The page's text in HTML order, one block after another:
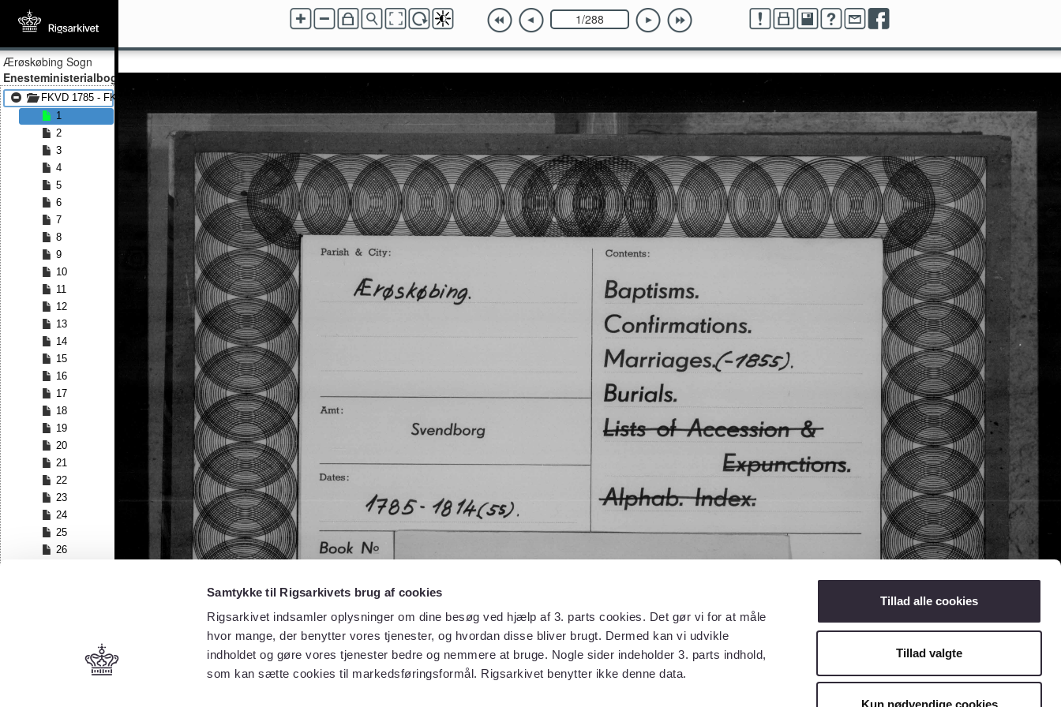
Samtykke til Rigsarkivets brug af cookies
Rigsarkivet indsamler oplysninger om dine besøg ved hjælp af 3. parts cookies. Det gør vi for at måle
hvor mange, der benytter vores tjenester, og hvordan disse bliver brugt. Dermed kan vi udvikle
indholdet og gøre vores tjenester bedre og nemmere at bruge. Nogle sider indeholder 3. parts indhold,
som kan sætte cookies til markedsføringsformål. Rigsarkivet benytter ikke denne data.
Tillad alle cookies
Tillad valgte
Kun nødvendige cookies
Ærøskøbing Sogn
Enesteministerialbog
FKVD 1785 - FKVD 1814
1
2
3
4
5
6
7
8
9
10
11
12
13
14
15
16
17
18
19
20
21
22
23
24
25
26